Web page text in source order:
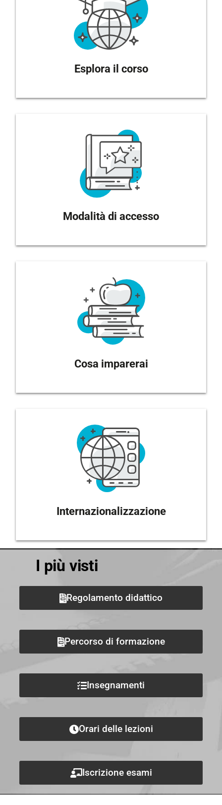
Esplora il corso
Modalità di accesso
Cosa imparerai
Internazionalizzazione
I più visti
Regolamento didattico
Percorso di formazione
Insegnamenti
Orari delle lezioni
Iscrizione esami